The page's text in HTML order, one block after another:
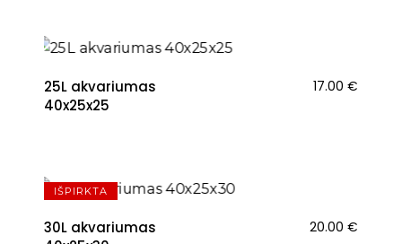
25L akvariumas
40x25x25
17.00 €
IŠPIRKTA
30L akvariumas
20.00 €